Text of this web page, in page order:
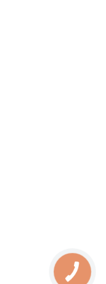
КНОПКА
СВЯЗИ